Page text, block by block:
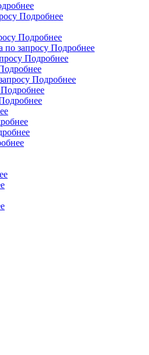
Подробнее
Подробнее
по запросу Подробнее
Подробнее
Подробнее
Подробнее